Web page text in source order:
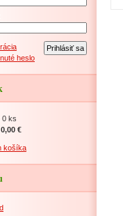
heslo
0 ks
0,00 €
košíka